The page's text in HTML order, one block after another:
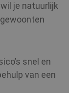
je natuurlijk
snel en
van een